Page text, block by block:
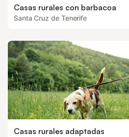
Casas rurales con barbacoa
Santa Cruz de Tenerife
Casas rurales adaptadas